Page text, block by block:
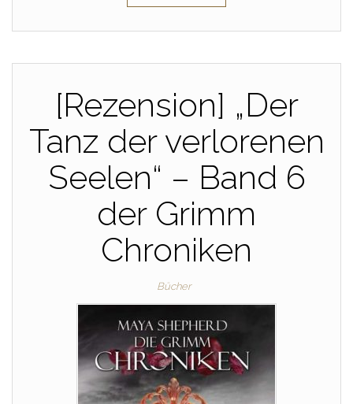
[Rezension] „Der
Tanz der verlorenen
Seelen“ – Band 6
der Grimm
Chroniken
Bücher